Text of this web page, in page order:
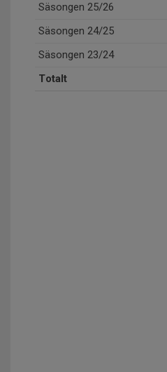
Säsongen 25/26
Säsongen 24/25
Säsongen 23/24
Totalt